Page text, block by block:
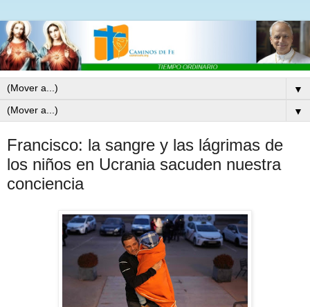
▼
▼
Francisco: la sangre y las lágrimas de
los niños en Ucrania sacuden nuestra
conciencia